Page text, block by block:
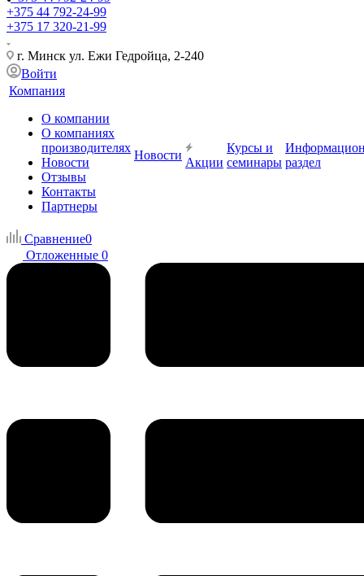
+375 44 792-24-99
+375 17 320-21-99
г. Минск ул. Ежи Гедройца, 2-240
Войти
Компания
О компании
О компаниях
производителях
Новости
Отзывы
Контакты
Партнеры
Новости
Акции
Курсы и
семинары раздел
Сравнение0
Отложенные 0